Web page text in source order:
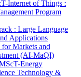
Internet of Things :
Program
: Large Language
Applications
Markets and
(AI-MaQI)
Energy
Technology &